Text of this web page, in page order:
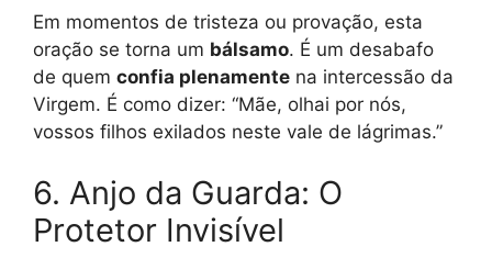
Em momentos de tristeza ou provação, esta
oração se torna um bálsamo. É um desabafo
de quem confia plenamente na intercessão da
Virgem. É como dizer: “Mãe, olhai por nós,
vossos filhos exilados neste vale de lágrimas.”
6. Anjo da Guarda: O
Protetor Invisível